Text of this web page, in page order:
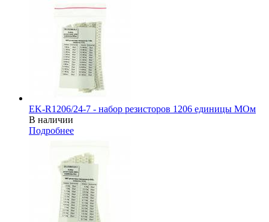
EK-R1206/24-7 - набор резисторов 1206 единицы МОм
В наличии
Подробнее